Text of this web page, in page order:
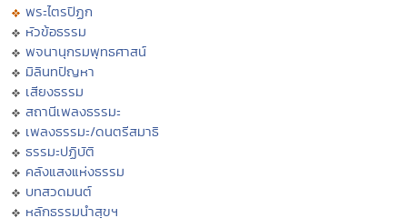
พระไตรปิฏก
หัวข้อธรรม
พจนานุกรมพุทธศาสน์
มิลินทปัญหา
เสียงธรรม
สถานีเพลงธรรมะ
เพลงธรรมะ/ดนตรีสมาธิ
ธรรมะปฏิบัติ
คลังแสงแห่งธรรม
บทสวดมนต์
หลักธรรมนำสุขฯ